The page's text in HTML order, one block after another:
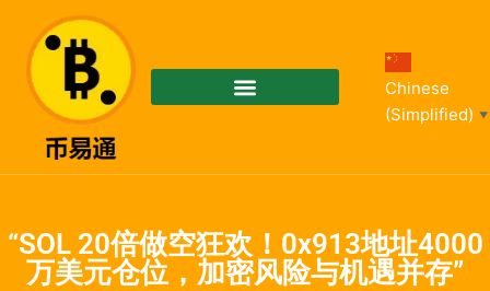
Chinese
(Simplified)
▼
“SOL 20倍做空狂欢！0x913地址4000
万美元仓位，加密风险与机遇并存”